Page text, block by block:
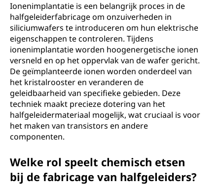
Ionenimplantatie is een belangrijk proces in de
halfgeleiderfabricage om onzuiverheden in
siliciumwafers te introduceren om hun elektrische
eigenschappen te controleren. Tijdens
ionenimplantatie worden hoogenergetische ionen
versneld en op het oppervlak van de wafer gericht.
De geïmplanteerde ionen worden onderdeel van
het kristalrooster en veranderen de
geleidbaarheid van specifieke gebieden. Deze
techniek maakt precieze dotering van het
halfgeleidermateriaal mogelijk, wat cruciaal is voor
het maken van transistors en andere
componenten.
Welke rol speelt chemisch etsen
bij de fabricage van halfgeleiders?